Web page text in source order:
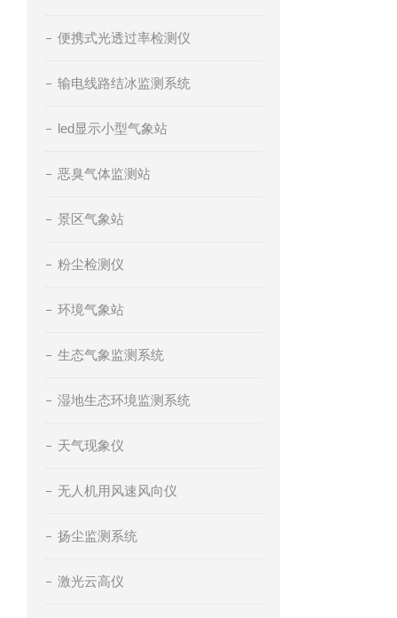
便携式光透过率检测仪
输电线路结冰监测系统
led显示小型气象站
恶臭气体监测站
景区气象站
粉尘检测仪
环境气象站
生态气象监测系统
湿地生态环境监测系统
天气现象仪
无人机用风速风向仪
扬尘监测系统
激光云高仪